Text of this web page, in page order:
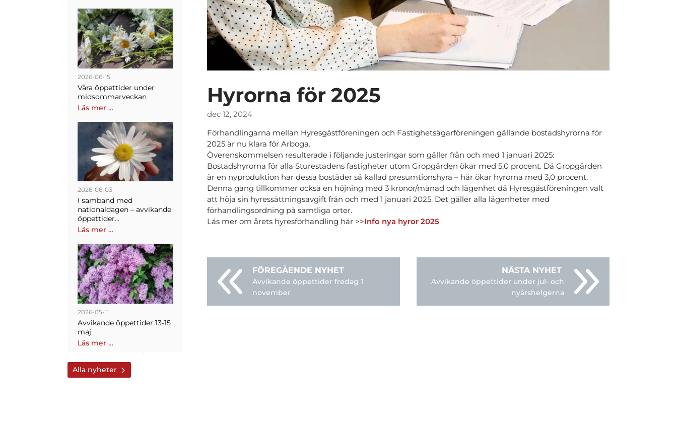
2026-06-15
Våra öppettider under
midsommarveckan
Läs mer …
2026-06-03
I samband med
nationaldagen – avvikande
öppettider...
Läs mer …
2026-05-11
Avvikande öppettider 13-15
maj
Läs mer …
Alla nyheter
Hyrorna för 2025
dec 12, 2024
Förhandlingarna mellan Hyresgästföreningen och Fastighetsägarföreningen gällande bostadshyrorna för
2025 är nu klara för Arboga.
Överenskommelsen resulterade i följande justeringar som gäller från och med 1 januari 2025:
Bostadshyrorna för alla Sturestadens fastigheter utom Gropgården ökar med 5,0 procent. Då Gropgården
är en nyproduktion har dessa bostäder så kallad presumtionshyra – här ökar hyrorna med 3,0 procent.
Denna gång tillkommer också en höjning med 3 kronor/månad och lägenhet då Hyresgästföreningen valt
att höja sin hyressättningsavgift från och med 1 januari 2025. Det gäller alla lägenheter med
förhandlingsordning på samtliga orter.
Läs mer om årets hyresförhandling här >>Info nya hyror 2025
Avvikande öppettider fredag 1
november
Avvikande öppettider under jul- och
nyårshelgerna